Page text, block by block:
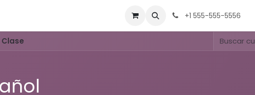
Eventos Trabajos +1 555-555-5556